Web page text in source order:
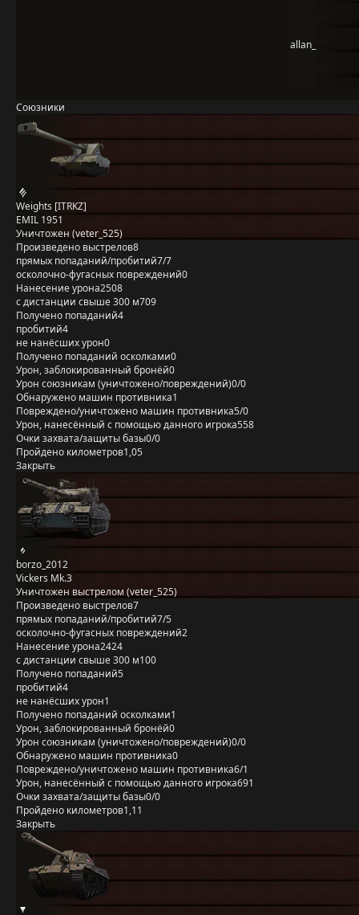
allan_
Союзники
Weights [ITRKZ]
EMIL 1951
Уничтожен (veter_525)
Произведено выстрелов8
прямых попаданий/пробитий7/7
осколочно-фугасных повреждений0
Нанесение урона2508
с дистанции свыше 300 м709
Получено попаданий4
пробитий4
не нанёсших урон0
Получено попаданий осколками0
Урон, заблокированный бронёй0
Урон союзникам (уничтожено/повреждений)0/0
Обнаружено машин противника1
Повреждено/уничтожено машин противника5/0
Урон, нанесённый с помощью данного игрока558
Очки захвата/защиты базы0/0
Пройдено километров1,05
Закрыть
borzo_2012
Vickers Mk.3
Уничтожен выстрелом (veter_525)
Произведено выстрелов7
прямых попаданий/пробитий7/5
осколочно-фугасных повреждений2
Нанесение урона2424
с дистанции свыше 300 м100
Получено попаданий5
пробитий4
не нанёсших урон1
Получено попаданий осколками1
Урон, заблокированный бронёй0
Урон союзникам (уничтожено/повреждений)0/0
Обнаружено машин противника0
Повреждено/уничтожено машин противника6/1
Урон, нанесённый с помощью данного игрока691
Очки захвата/защиты базы0/0
Пройдено километров1,11
Закрыть